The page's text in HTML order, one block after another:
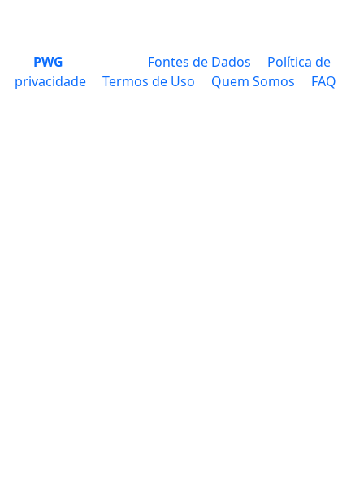
PWG Fontes de Dados
Política de
privacidade
Termos de Uso Quem Somos FAQ